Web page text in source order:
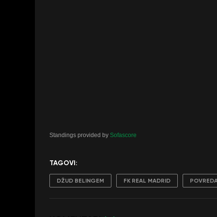
Standings provided by Sofascore
TAGOVI:
DŽUD BELINGEM FK REAL MADRID